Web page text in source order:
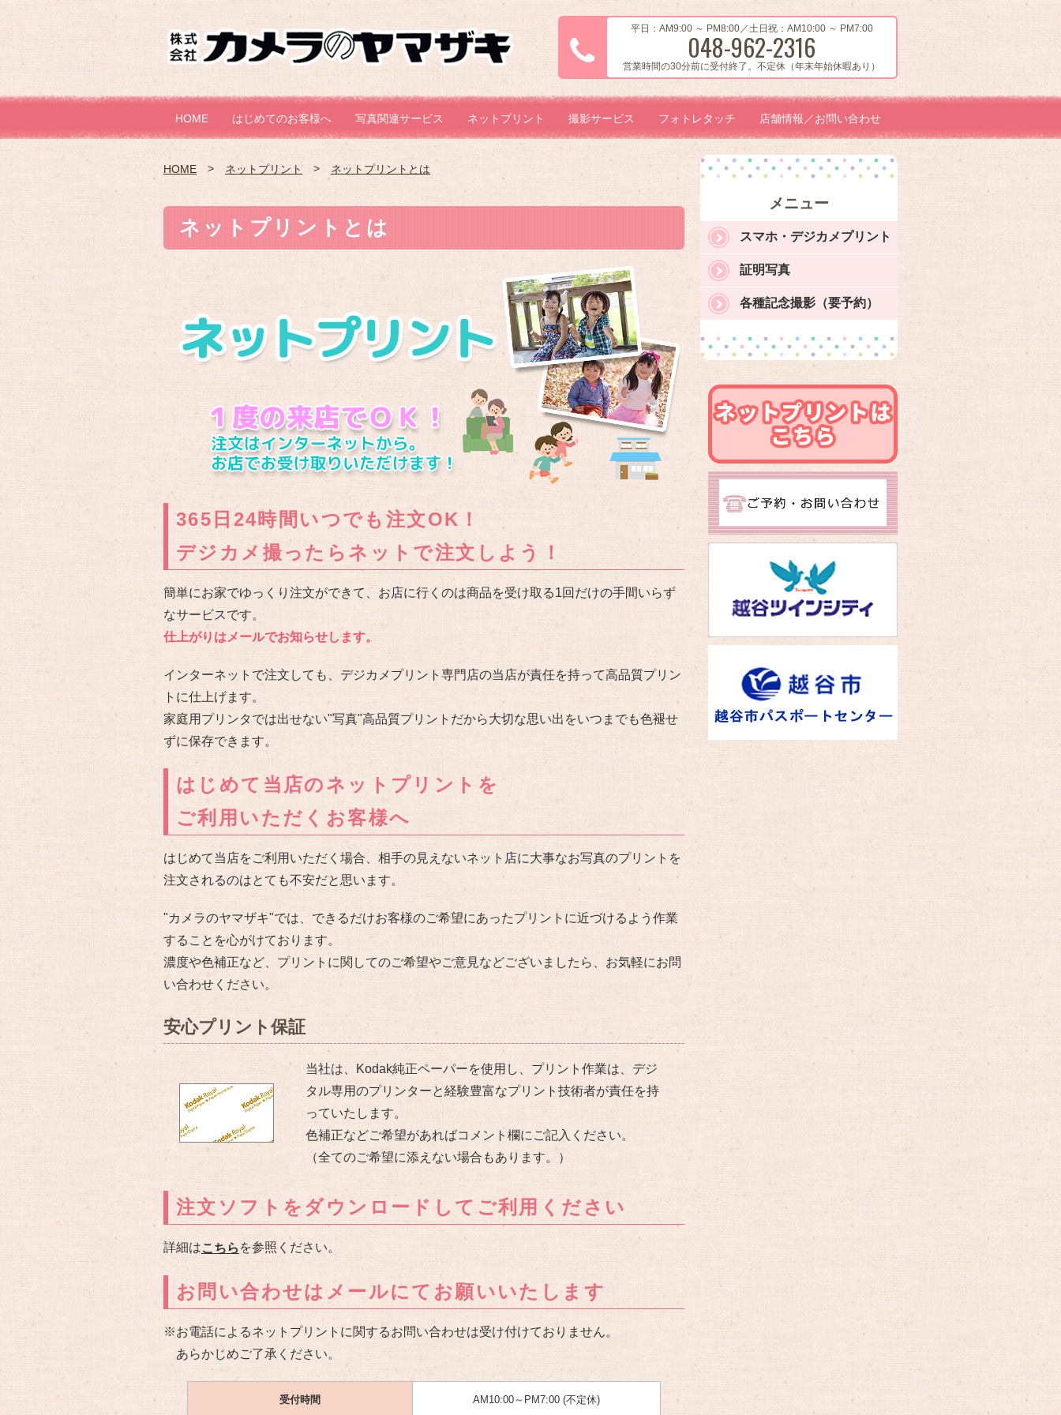
平日：AM9:00 ～ PM8:00／土日祝：AM10:00 ～ PM7:00
048-962-2316
営業時間の30分前に受付終了。不定休（年末年始休暇あり）
HOME はじめてのお客様へ 写真関連サービス ネットプリント 撮影サービス フォトレタッチ 店舗情報／お問い合わせ
HOME ネットプリント ネットプリントとは
ネットプリントとは
365日24時間いつでも注文OK！
デジカメ撮ったらネットで注文しよう！
簡単にお家でゆっくり注文ができて、お店に行くのは商品を受け取る1回だけの手間いらず
なサービスです。
仕上がりはメールでお知らせします。
インターネットで注文しても、デジカメプリント専門店の当店が責任を持って高品質プリン
トに仕上げます。
家庭用プリンタでは出せない"写真"高品質プリントだから大切な思い出をいつまでも色褪せ
ずに保存できます。
はじめて当店のネットプリントを
ご利用いただくお客様へ
はじめて当店をご利用いただく場合、相手の見えないネット店に大事なお写真のプリントを
注文されるのはとても不安だと思います。
"カメラのヤマザキ"では、できるだけお客様のご希望にあったプリントに近づけるよう作業
することを心がけております。
濃度や色補正など、プリントに関してのご希望やご意見などございましたら、お気軽にお問
い合わせください。
安心プリント保証
当社は、Kodak純正ペーパーを使用し、プリント作業は、デジ
タル専用のプリンターと経験豊富なプリント技術者が責任を持
っていたします。
色補正などご希望があればコメント欄にご記入ください。
（全てのご希望に添えない場合もあります。）
注文ソフトをダウンロードしてご利用ください
詳細はこちら を参照ください。
お問い合わせはメールにてお願いいたします
※お電話によるネットプリントに関するお問い合わせは受け付けておりません。
あらかじめご了承ください。
受付時間 AM10:00～PM7:00 (不定休)
メニュー
スマホ・デジカメプリント
証明写真
各種記念撮影（要予約）